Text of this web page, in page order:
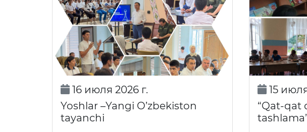
16 июля 2026 г.
Yoshlar –Yangi O’zbekiston
tayanchi
15
“Qat-qat